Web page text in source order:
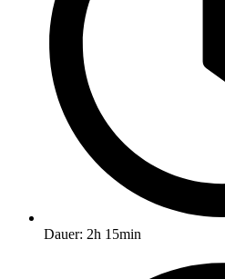
Dauer: 2h 15min